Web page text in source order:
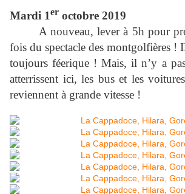
Mardi 1er octobre 2019
A nouveau, lever à 5h pour
fois du spectacle des montgolfières !
toujours féerique ! Mais, il n’y a
atterrissent ici, les bus et les
reviennent à grande vitesse !